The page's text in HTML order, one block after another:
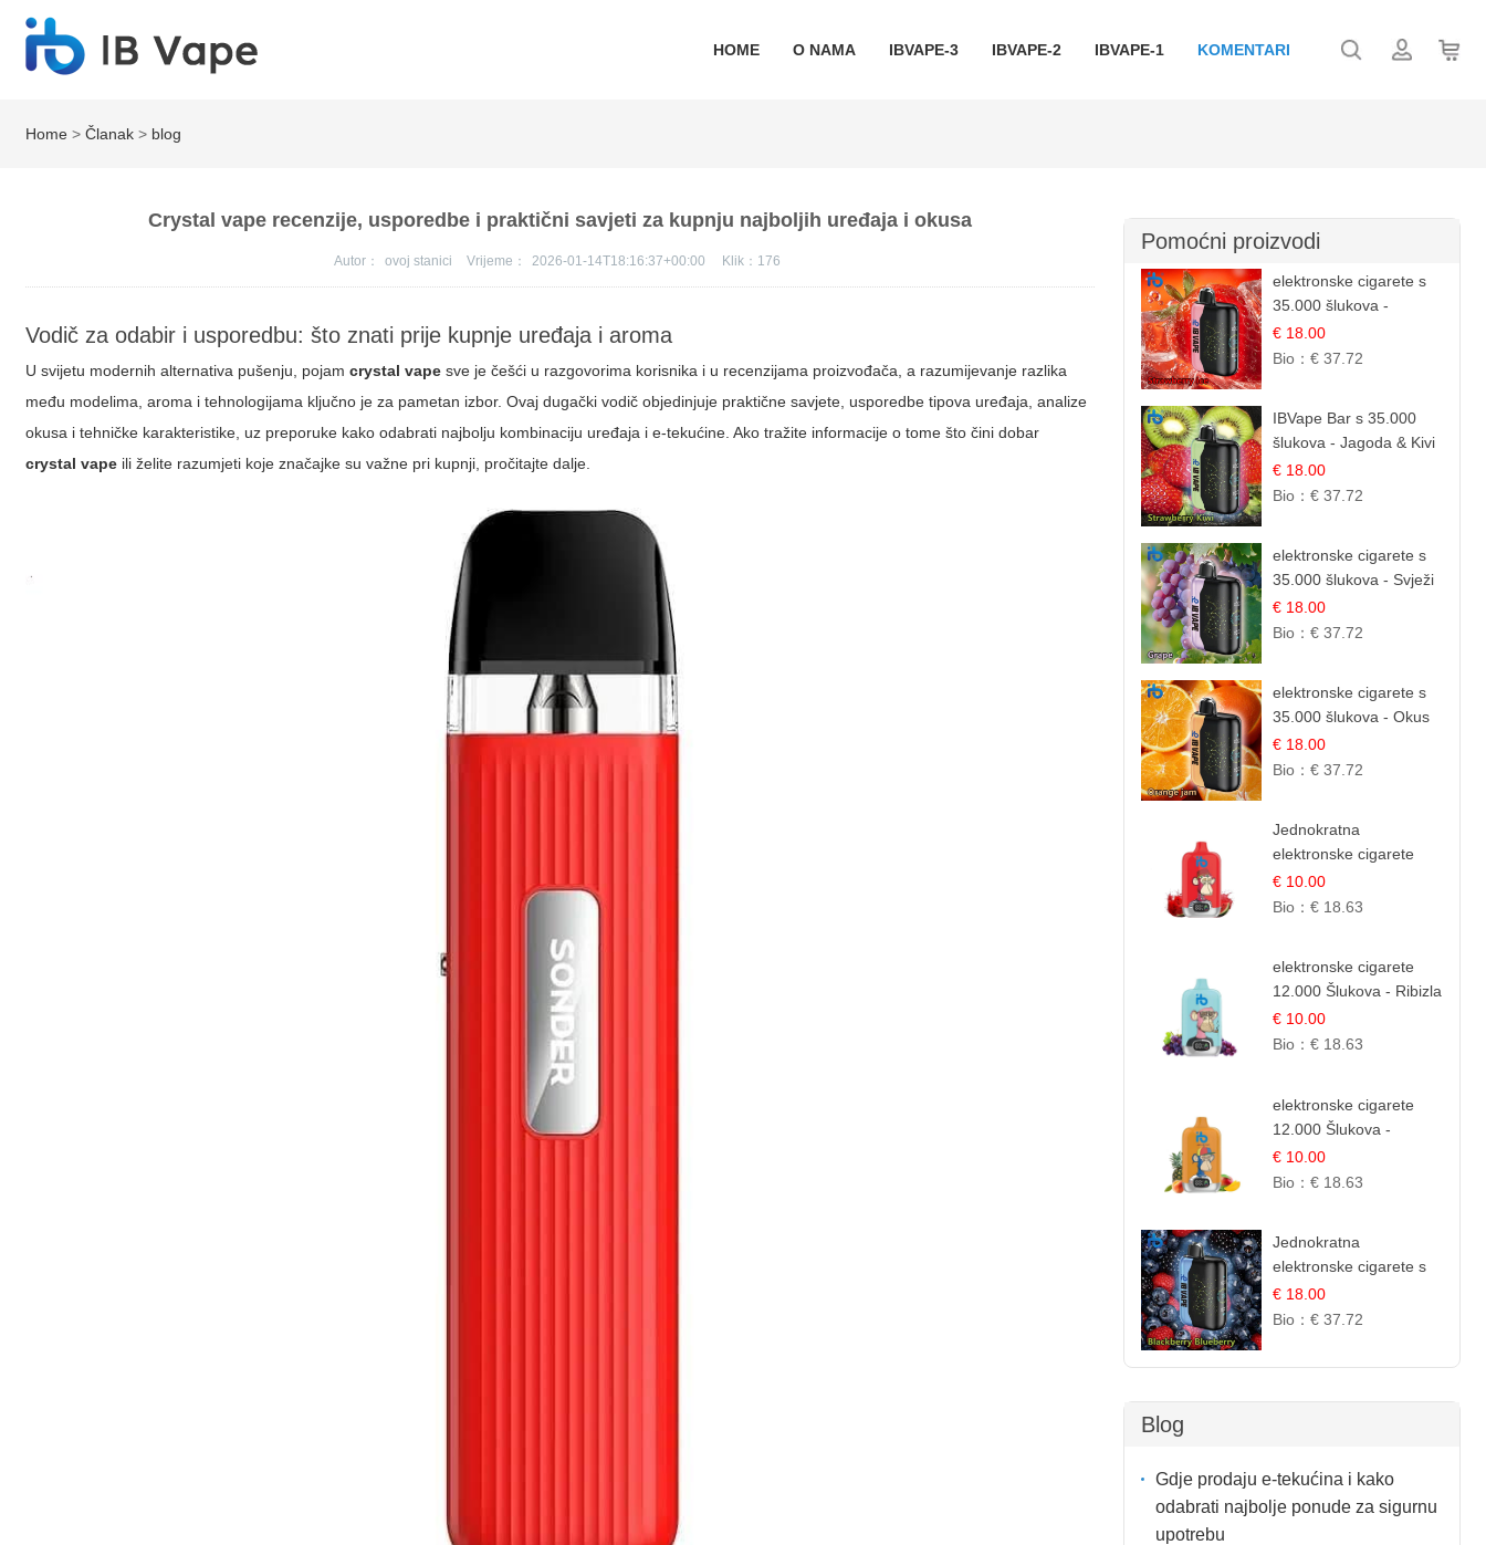
HOME O NAMA IBVAPE-3 IBVAPE-2 IBVAPE-1 KOMENTARI
Home >Članak > blog
Crystal vape recenzije, usporedbe i praktični savjeti za kupnju najboljih uređaja i okusa
Autor： ovoj stanici Vrijeme： 2026-01-14T18:16:37+00:00 Klik： 176
Vodič za odabir i usporedbu: što znati prije kupnje uređaja i aroma
U svijetu modernih alternativa pušenju, pojamcrystal vape sve je češći u razgovorima korisnika i u recenzijama proizvođača, a razumijevanje razlika
među modelima, aroma i tehnologijama ključno je za pametan izbor. Ovaj dugački vodič objedinjuje praktične savjete, usporedbe tipova uređaja, analize
okusa i tehničke karakteristike, uz preporuke kako odabrati najbolju kombinaciju uređaja i e-tekućine. Ako tražite informacije o tome što čini dobar
crystal vape ili želite razumjeti koje značajke su važne pri kupnji, pročitajte dalje.
Pomoćni proizvodi
elektronske cigarete s
35.000 šlukova -
Jagoda Led | Ohladivši i
Osježavajući Okus
€ 18.00
Bio： € 37.72
IBVape Bar s 35.000
šlukova - Jagoda & Kivi
| Osježavajuća Voćna
Mješavina
€ 18.00
Bio： € 37.72
elektronske cigarete s
35.000 šlukova - Svježi
Groždje | Osježavajuća
Voćna Aroma
€ 18.00
Bio： € 37.72
elektronske cigarete s
35.000 šlukova - Okus
Narančinog Džema |
Dugotrajno Iskustvo
€ 18.00
Bio： € 37.72
Jednokratna
elektronske cigarete
12.000 Puffova -
Lubenica Sladoled |
€ 10.00
Bio： € 18.63
elektronske cigarete
12.000 Šlukova - Ribizla
i Grožđe | Elegantna
Voćna Kombinacija
€ 10.00
Bio： € 18.63
elektronske cigarete
12.000 Šlukova -
Mango, Ananas,
Breskva | Tropska
€ 10.00
Bio： € 18.63
Jednokratna
elektronske cigarete s
35.000 šlukova - Kupina
& Borovnica | Intenzivna
Voća
€ 18.00
Bio： € 37.72
Blog
Gdje prodaju e-tekućina i kako
odabrati najbolje ponude za sigurnu
upotrebu